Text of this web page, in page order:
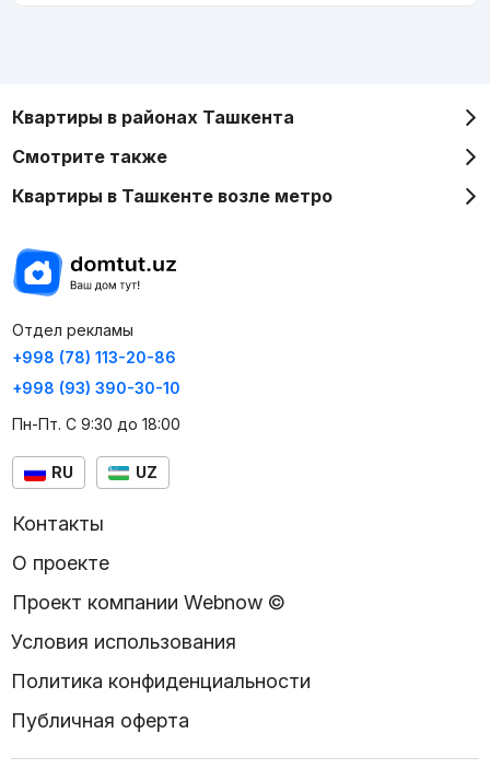
Квартиры в районах Ташкента
Смотрите также
Квартиры в Ташкенте возле метро
Отдел рекламы
+998 (78) 113-20-86
+998 (93) 390-30-10
Пн-Пт. С 9:30 до 18:00
RU UZ
Контакты
О проекте
Проект компании Webnow ©
Условия использования
Политика конфиденциальности
Публичная оферта